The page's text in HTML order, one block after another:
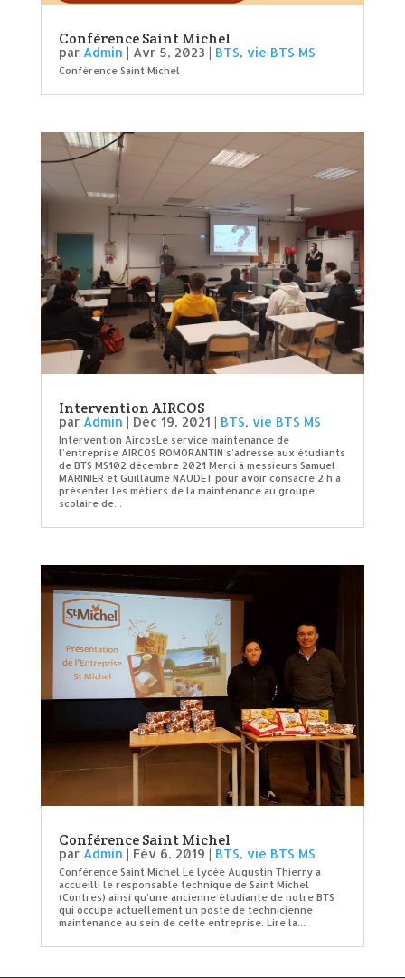
Conférence Saint Michel
par Admin | Avr 5, 2023 | BTS, vie BTS MS
Conférence Saint Michel
Intervention AIRCOS
par Admin | Déc 19, 2021 | BTS, vie BTS MS
Intervention AircosLe service maintenance de
l’entreprise AIRCOS ROMORANTIN s’adresse aux étudiants
de BTS MS102 décembre 2021 Merci à messieurs Samuel
MARINIER et Guillaume NAUDET pour avoir consacré 2 h à
présenter les métiers de la maintenance au groupe
scolaire de...
Conférence Saint Michel
par Admin | Fév 6, 2019 | BTS, vie BTS MS
Conférence Saint Michel Le lycée Augustin Thierry a
accueilli le responsable technique de Saint Michel
(Contres) ainsi qu’une ancienne étudiante de notre BTS
qui occupe actuellement un poste de technicienne
maintenance au sein de cette entreprise. Lire la...